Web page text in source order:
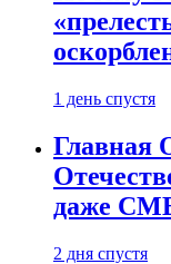
1 день спустя
Главная
даже
2 дня спустя